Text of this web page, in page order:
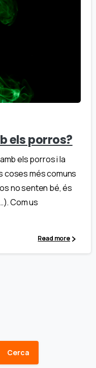
els porros?
els porros i la
coses més comuns
no senten bé, és
Com us
Read more
Cerca